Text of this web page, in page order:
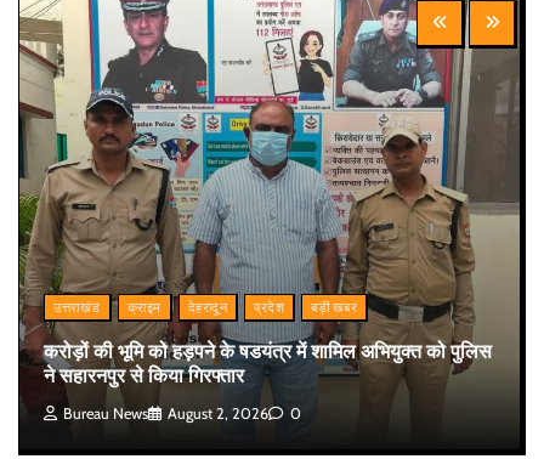
उत्तराखंड क्राइम देहरादून प्रदेश बड़ी खबर
करोड़ों की भूमि को हड़पने के षडयंत्र में शामिल अभियुक्त को पुलिस
ने सहारनपुर से किया गिरफ्तार
Bureau News August 2, 2026 0